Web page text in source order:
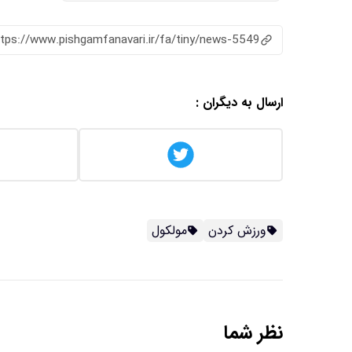
www.pishgamfanavari.ir/fa/tiny/news-5549
ارسال به دیگران :
ورزش کردن مولکول
نظر شما